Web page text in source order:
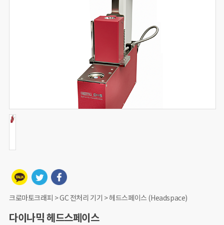
크로마토크래피 > GC 전처리 기기 > 헤드스페이스 (Headspace)
다이나믹 헤드스페이스